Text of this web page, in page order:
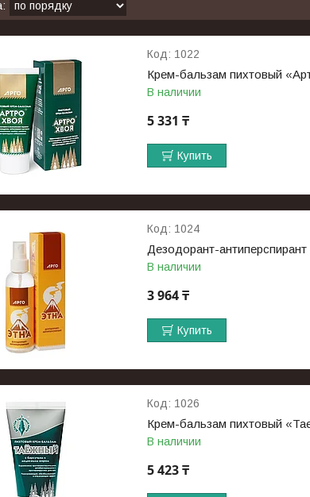
1022
Крем-бальзам пихтовый
В наличии
5 331 ₸
Купить
1024
Дезодорант-
В наличии
3 964 ₸
Купить
1026
Крем-бальзам пихтовый
В наличии
5 423 ₸